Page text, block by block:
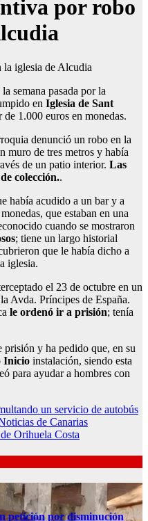
por robo
semana pasada por la
en Iglesia de Sant
1.000 euros en monedas.
denunció un robo en la
muro de tres metros y había
de un patio interior. Las
colección..
había acudido a un bar y a
que estaban en una
cuando se mostraron
; tiene un largo historial
que le había dicho a
iglesia.
el 23 de octubre en un
Avda. Príncipes de España.
le ordenó ir a prisión; tenía
prisión y ha pedido que, en su
Inicio instalación, siendo esta
para ayudar a hombres con
un servicio de autobús
de Canarias
Orihuela Costa
petición por disminución